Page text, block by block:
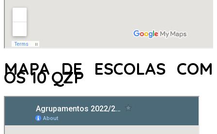
MAPA DE ESCOLAS COM
OS 10 QZP